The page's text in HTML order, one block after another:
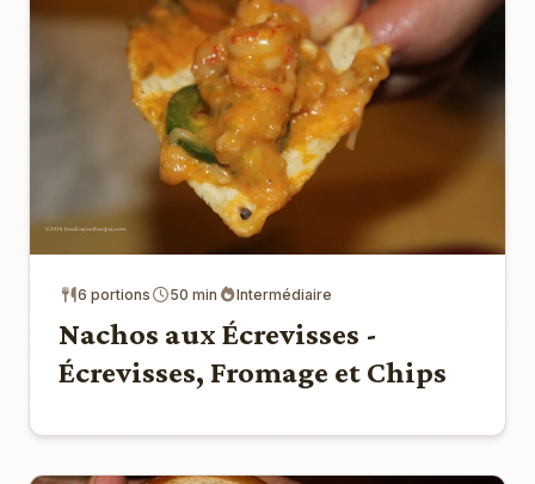
6 portions 50 min Intermédiaire
Nachos aux Écrevisses -
Écrevisses, Fromage et Chips